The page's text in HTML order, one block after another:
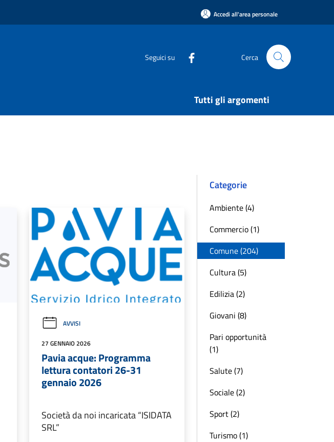
Accedi all'area personale
Seguici su Cerca
Tutti gli argomenti
AVVISI
27 GENNAIO 2026
Pavia acque: Programma
lettura contatori 26-31
gennaio 2026
Società da noi incaricata “ISIDATA
SRL”
Categorie
Ambiente (4)
Commercio (1)
Comune (204)
Cultura (5)
Edilizia (2)
Giovani (8)
Pari opportunità
(1)
Salute (7)
Sociale (2)
Sport (2)
Turismo (1)